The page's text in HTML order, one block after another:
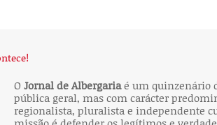
O Jornal de Albergariaé um quinzenário
pública geral, mas com carácter
regionalista, pluralista e independente